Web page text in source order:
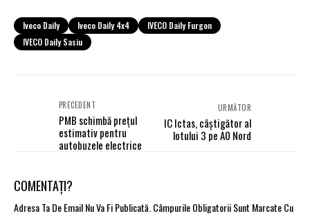
Iveco Daily Iveco Daily 4x4
IVECO Daily Furgon
IVECO Daily Sasiu
PRECEDENT
PMB schimbă prețul
estimativ pentru
autobuzele electrice
URMĂTOR
IC Ictas, câștigător al
lotului 3 pe A0 Nord
COMENTAȚI?
Adresa Ta De Email Nu Va Fi Publicată. Câmpurile Obligatorii Sunt Marcate Cu